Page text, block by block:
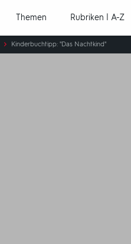
Themen Rubriken | A-Z
Kinderbuchtipp: "Das Nachtkind"